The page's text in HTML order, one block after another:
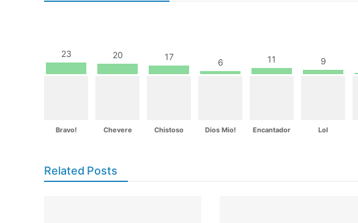
23
Bravo!
20
Chevere
17
Chistoso
6
Dios Mio!
11
Encantador
9
Lol
Related Posts